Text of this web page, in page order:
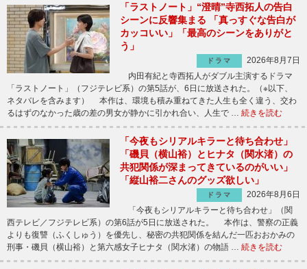
「ラストノート」“澄晴”寺西拓人の告白
シーンに反響集まる 「真っすぐな告白が
カッコいい」「最高のシーンをありがと
う」
ドラマ
2026年8月7日
内田有紀と寺西拓人がダブル主演するドラマ
「ラストノート」（フジテレビ系）の第5話が、6日に放送された。（※以下、
ネタバレを含みます） 本作は、環境も積み重ねてきた人生も全く違う、交わ
るはずのなかった歳の差の男女が静かに引かれ合い、人生で … 続きを読む
「今夜もシリアルキラーと待ち合わせ」
「磯貝（横山裕）とヒナタ（関水渚）の
共犯関係が深まってきているのがいい」
「縦山裕二さんのグッズ欲しい」
ドラマ
2026年8月6日
「今夜もシリアルキラーと待ち合わせ」（関
西テレビ／フジテレビ系）の第6話が5日に放送された。 本作は、警察の正義
よりも復讐（ふくしゅう）を優先し、秘密の共犯関係を結んだ一匹おおかみの
刑事・磯貝（横山裕）と第六感女子ヒナタ（関水渚）の物語 … 続きを読む